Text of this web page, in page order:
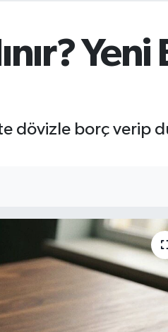
dövizle borç verip